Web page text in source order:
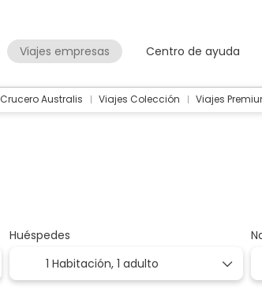
Viajes empresas Centro de ayuda
Crucero Australis Viajes Colección Viajes
Huéspedes
1 Habitación, 1 adulto